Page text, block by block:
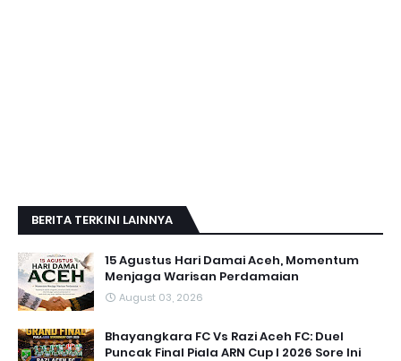
BERITA TERKINI LAINNYA
15 Agustus Hari Damai Aceh, Momentum
Menjaga Warisan Perdamaian
August 03, 2026
Bhayangkara FC Vs Razi Aceh FC: Duel
Puncak Final Piala ARN Cup I 2026 Sore Ini